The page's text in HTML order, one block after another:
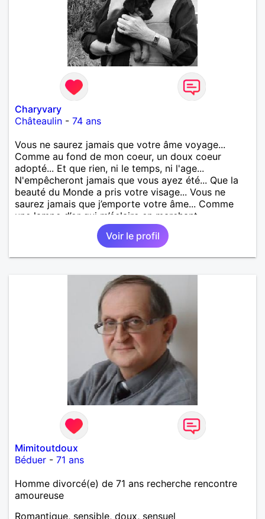
Charyvary
Châteaulin - 74 ans
Vous ne saurez jamais que votre âme voyage...
Comme au fond de mon coeur, un doux coeur
adopté... Et que rien, ni le temps, ni l'age...
N'empêcheront jamais que vous ayez été... Que la
beauté du Monde a pris votre visage... Vous ne
saurez jamais que j’emporte votre âme... Comme
une lampe d’or qui m’éclaire en marchant...
Voir le profil
Mimitoutdoux
Béduer - 71 ans
Homme divorcé(e) de 71 ans recherche rencontre
amoureuse
Romantique, sensible, doux, sensuel